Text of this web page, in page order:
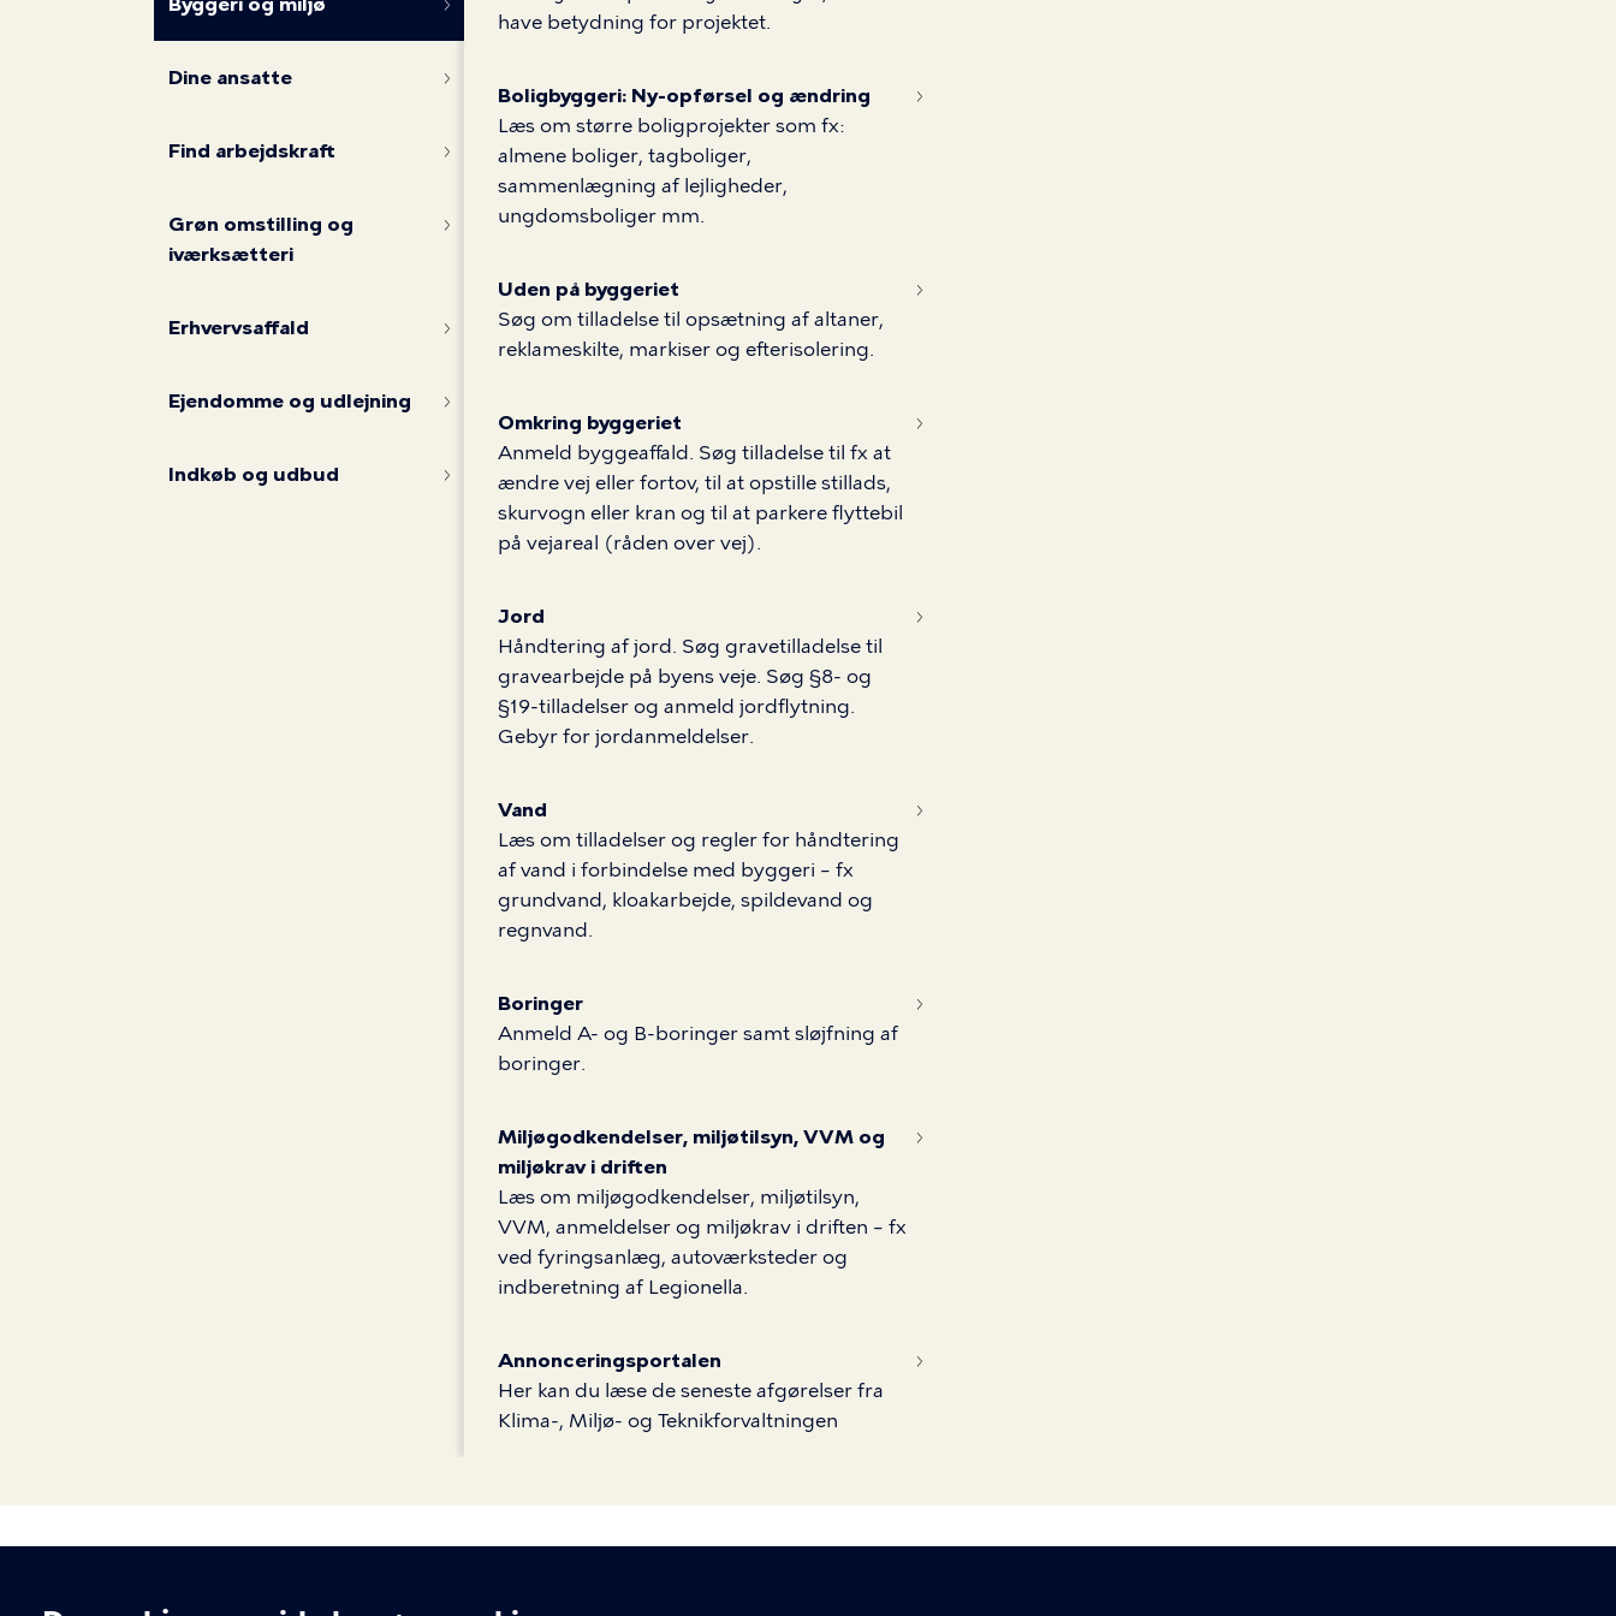
have betydning for projektet.
Boligbyggeri: Ny-opførsel og ændring
Læs om større boligprojekter som fx:
almene boliger, tagboliger,
sammenlægning af lejligheder,
ungdomsboliger mm.
Uden på byggeriet
Søg om tilladelse til opsætning af altaner,
reklameskilte, markiser og efterisolering.
Omkring byggeriet
Anmeld byggeaffald. Søg tilladelse til fx at
ændre vej eller fortov, til at opstille stillads,
skurvogn eller kran og til at parkere flyttebil
på vejareal (råden over vej).
Jord
Håndtering af jord. Søg gravetilladelse til
gravearbejde på byens veje. Søg §8- og
§19-tilladelser og anmeld jordflytning.
Gebyr for jordanmeldelser.
Vand
Læs om tilladelser og regler for håndtering
af vand i forbindelse med byggeri – fx
grundvand, kloakarbejde, spildevand og
regnvand.
Boringer
Anmeld A- og B-boringer samt sløjfning af
boringer.
Miljøgodkendelser, miljøtilsyn, VVM og
miljøkrav i driften
Læs om miljøgodkendelser, miljøtilsyn,
VVM, anmeldelser og miljøkrav i driften – fx
ved fyringsanlæg, autoværksteder og
indberetning af Legionella.
Annonceringsportalen
Her kan du læse de seneste afgørelser fra
Klima-, Miljø- og Teknikforvaltningen
Dine ansatte
Find arbejdskraft
Grøn omstilling og
iværksætteri
Erhvervsaffald
Ejendomme og udlejning
Indkøb og udbud